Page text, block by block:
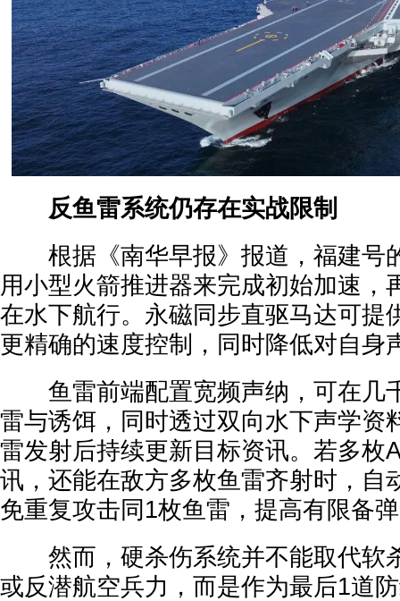
反鱼雷系统仍存在实战限制
根据《南华早报》报道，福建号
用小型火箭推进器来完成初始加速，
在水下航行。永磁同步直驱马达可提
更精确的速度控制，同时降低对自身
鱼雷前端配置宽频声纳，可在几
雷与诱饵，同时透过双向水下声学资
雷发射后持续更新目标资讯。若多枚
讯，还能在敌方多枚鱼雷齐射时，自
免重复攻击同1枚鱼雷，提高有限备
然而，硬杀伤系统并不能取代软
或反潜航空兵力，而是作为最后1道